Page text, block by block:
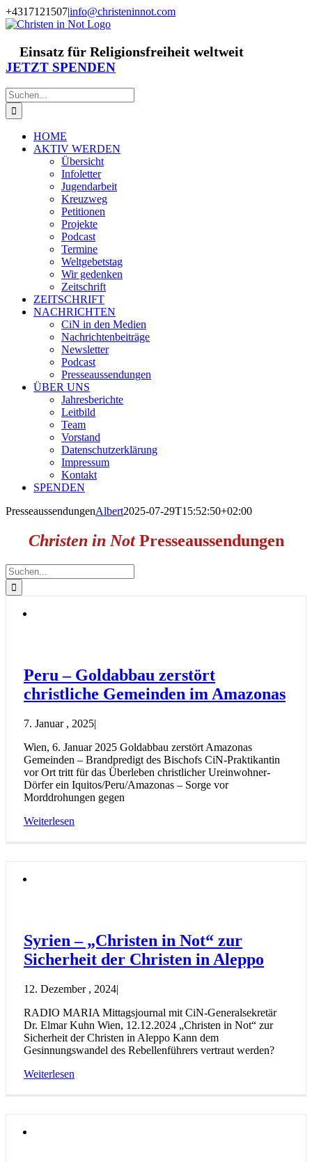
Zum
Inhalt
+4317121507|info@christeninnot.com
Facebook
Instagram
X
Spenden
Newsletter
Einsatz für Religionsfreiheit weltweit
JETZT SPENDEN
Suche
nach:
HOME
AKTIV WERDEN
Übersicht
Infoletter
Jugendarbeit
Kreuzweg
Petitionen
Projekte
Podcast
Termine
Weltgebetstag
Wir gedenken
Zeitschrift
ZEITSCHRIFT
NACHRICHTEN
CiN in den Medien
Nachrichtenbeiträge
Newsletter
Podcast
Presseaussendungen
ÜBER UNS
Jahresberichte
Leitbild
Team
Vorstand
Datenschutzerklärung
Impressum
Kontakt
SPENDEN
PresseaussendungenAlbert2025-07-29T15:52:50+02:00
Christen in NotPresseaussendungen
Suche
nach:
Peru – Goldabbau zerstört
christliche Gemeinden im Amazonas
7. Januar , 2025|
Wien, 6. Januar 2025 Goldabbau zerstört Amazonas
Gemeinden – Brandpredigt des Bischofs CiN-Praktikantin
vor Ort tritt für das Überleben christlicher Ureinwohner-
Dörfer ein Iquitos/Peru/Amazonas – Sorge vor
Morddrohungen gegen
Weiterlesen
Syrien – „Christen in Not“ zur
Sicherheit der Christen in Aleppo
12. Dezember , 2024|
RADIO MARIA Mittagsjournal mit CiN-Generalsekretär
Dr. Elmar Kuhn Wien, 12.12.2024 „Christen in Not“ zur
Sicherheit der Christen in Aleppo Kann dem
Gesinnungswandel des Rebellenführers vertraut werden?
Weiterlesen